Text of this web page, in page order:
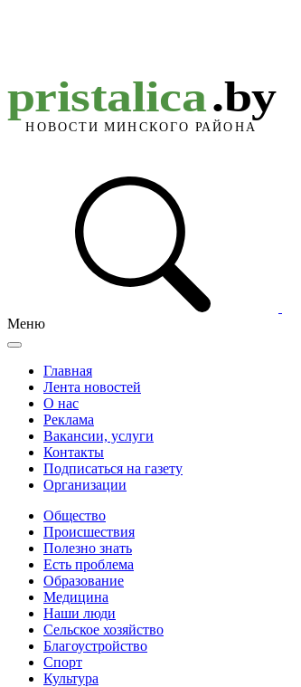
Меню
Главная
Лента новостей
О нас
Реклама
Вакансии, услуги
Контакты
Подписаться на газету
Организации
Общество
Происшествия
Полезно знать
Есть проблема
Образование
Медицина
Наши люди
Сельское хозяйство
Благоустройство
Спорт
Культура